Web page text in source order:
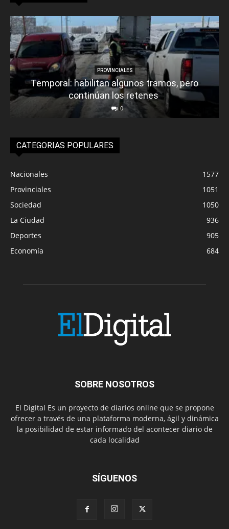
PROVINCIALES
Temporal: habilitan algunos tramos, pero
continúan los retenes
0
CATEGORIAS POPULARES
Nacionales
1577
Provinciales
1051
Sociedad
1050
La Ciudad
936
Deportes
905
Economía
684
SOBRE NOSOTROS
El Digital Es un proyecto de diarios online que se propone
ofrecer a través de una plataforma moderna, ágil y dinámica
la posibilidad de estar informado del acontecer diario de
cada localidad
SÍGUENOS